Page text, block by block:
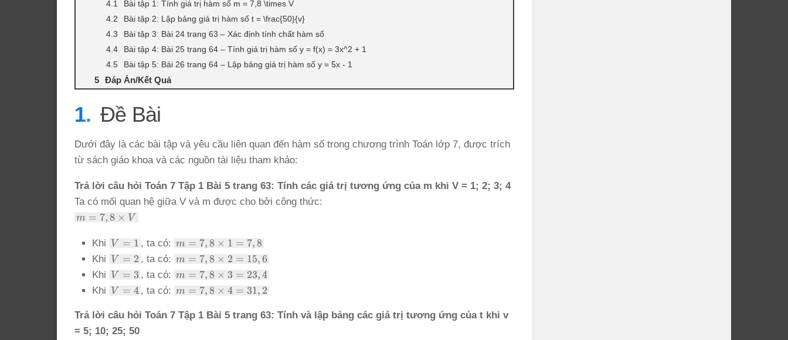
Bài tập 1: Tính giá trị hàm số m = 7,8 \times V
Bài tập 2: Lập bảng giá trị hàm số t = \frac{50}{v}
Bài tập 3: Bài 24 trang 63 – Xác định tính chất hàm số
Bài tập 4: Bài 25 trang 64 – Tính giá trị hàm số y = f(x) = 3x^2 + 1
Bài tập 5: Bài 26 trang 64 – Lập bảng giá trị hàm số y = 5x - 1
Đáp Án/Kết Quả
Đề Bài
Dưới đây là các bài tập và yêu cầu liên quan đến hàm số trong chương trình Toán lớp 7, được trích
từ sách giáo khoa và các nguồn tài liệu tham khảo:
Trả lời câu hỏi Toán 7 Tập 1 Bài 5 trang 63: Tính các giá trị tương ứng của m khi V = 1; 2; 3; 4
Ta có mối quan hệ giữa V và m được cho bởi công thức:
m =
\times
m = 7,8 × V
Khi V
=
1
V = 1 , ta có: m =
\times
1 =
7,8
m = 7,8 × 1 = 7,8
Khi V
=
2
V = 2 , ta có: m =
\times
2 =
m = 7,8 × 2 = 15,6
Khi V
=
3
V = 3 , ta có: m =
\times
3 =
23,4
m = 7,8 × 3 = 23,4
Khi V
4
V = 4 , ta có: m =
\times
m = 7,8 × 4 = 31, 2
Trả lời câu hỏi Toán 7 Tập 1 Bài 5 trang 63: Tính và lập bảng các giá trị tương ứng của t khi v
= 5; 10; 25; 50